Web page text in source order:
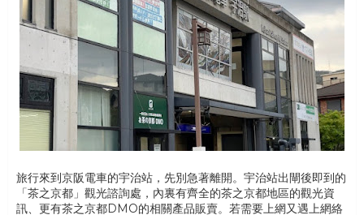
旅行來到京阪電車的宇治站，先別急著離開。宇治站出閘後即到的
「茶之京都」觀光諮詢處，內裏有齊全的茶之京都地區的觀光資
訊、更有茶之京都DMO的相關產品販賣。若需要上網又遇上網絡